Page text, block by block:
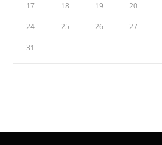
17 18 19 20
24 25 26 27
31